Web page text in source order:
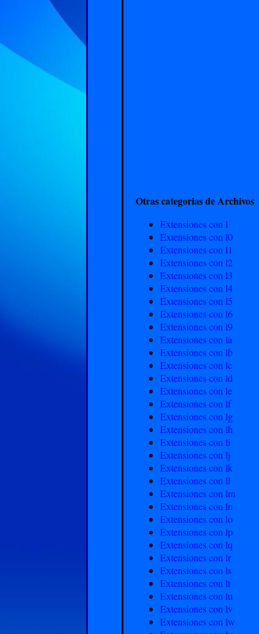
Otras categorias de Archivos
Extensiones con l
Extensiones con l0
Extensiones con l1
Extensiones con l2
Extensiones con l3
Extensiones con l4
Extensiones con l5
Extensiones con l6
Extensiones con l9
Extensiones con la
Extensiones con lb
Extensiones con lc
Extensiones con ld
Extensiones con le
Extensiones con lf
Extensiones con lg
Extensiones con lh
Extensiones con li
Extensiones con lj
Extensiones con lk
Extensiones con ll
Extensiones con lm
Extensiones con ln
Extensiones con lo
Extensiones con lp
Extensiones con lq
Extensiones con lr
Extensiones con ls
Extensiones con lt
Extensiones con lu
Extensiones con lv
Extensiones con lw